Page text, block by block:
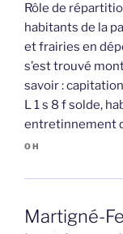
Rôle de
habitants de la
et frairies en
s’est trouvé
savoir :
L 1 s 8 f solde,
entretinnement
OH
Martigné-